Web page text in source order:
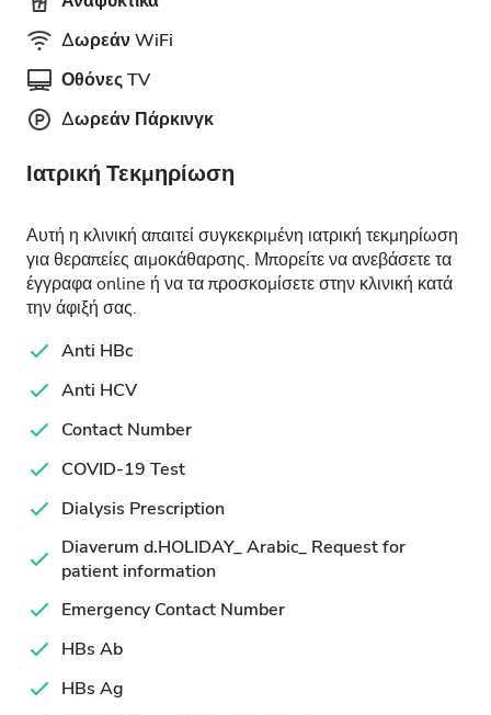
Δωρεάν WiFi
Οθόνες TV
Δωρεάν Πάρκινγκ
Ιατρική Τεκμηρίωση
Αυτή η κλινική απαιτεί συγκεκριμένη ιατρική τεκμηρίωση
για θεραπείες αιμοκάθαρσης. Μπορείτε να ανεβάσετε τα
έγγραφα online ή να τα προσκομίσετε στην κλινική κατά
την άφιξή σας.
Anti HBc
Anti HCV
Contact Number
COVID-19 Test
Dialysis Prescription
Diaverum d.HOLIDAY_ Arabic_ Request for
patient information
Emergency Contact Number
HBs Ab
HBs Ag